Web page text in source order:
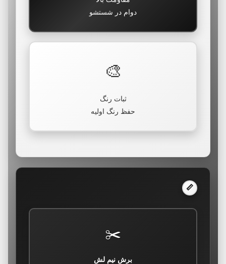
دوام در شستشو
🎨
ثبات رنگ
حفظ رنگ اولیه
📏
✂️
برش نیم لش